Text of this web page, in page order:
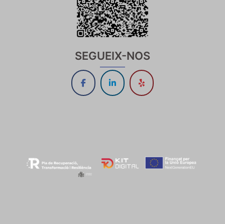
SEGUEIX-NOS